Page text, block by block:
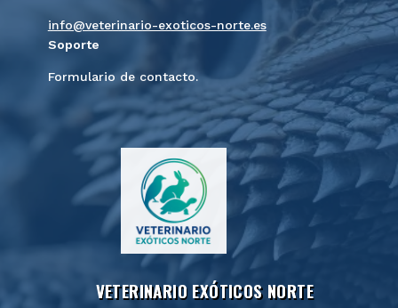
info@veterinario-exoticos-norte.es
Soporte
Formulario de contacto.
VETERINARIO EXÓTICOS NORTE